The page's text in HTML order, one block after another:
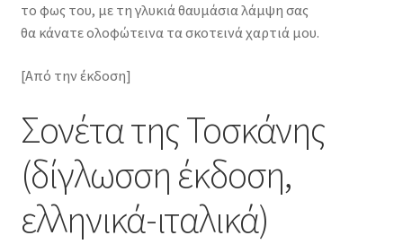
το φως του, με τη γλυκιά θαυμάσια λάμψη σας
θα κάνατε ολοφώτεινα τα σκοτεινά χαρτιά μου.
[Από την έκδοση]
Σονέτα της Τοσκάνης
(δίγλωσση έκδοση,
ελληνικά-ιταλικά)